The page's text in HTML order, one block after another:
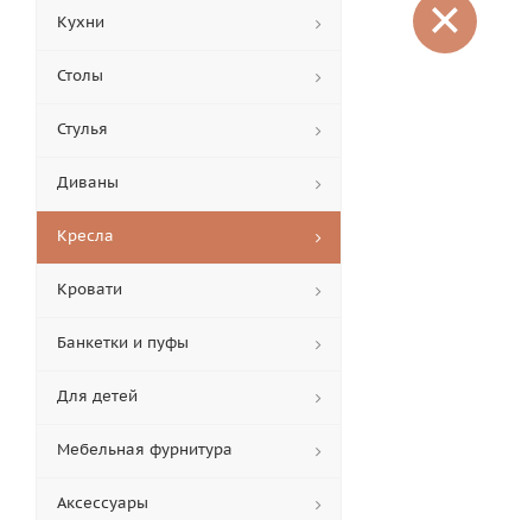
Кухни
Столы
Стулья
Диваны
Кресла
Кровати
Банкетки и пуфы
Для детей
Мебельная фурнитура
Аксессуары